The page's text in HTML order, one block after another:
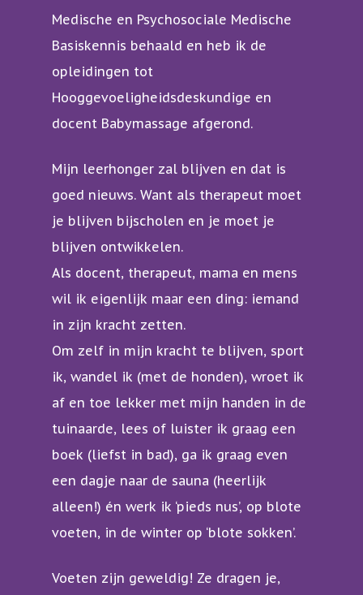
Medische en Psychosociale Medische
Basiskennis behaald en heb ik de
opleidingen tot
Hooggevoeligheidsdeskundige en
docent Babymassage afgerond.
Mijn leerhonger zal blijven en dat is
goed nieuws. Want als therapeut moet
je blijven bijscholen en je moet je
blijven ontwikkelen.
Als docent, therapeut, mama en mens
wil ik eigenlijk maar een ding: iemand
in zijn kracht zetten.
Om zelf in mijn kracht te blijven, sport
ik, wandel ik (met de honden), wroet ik
af en toe lekker met mijn handen in de
tuinaarde, lees of luister ik graag een
boek (liefst in bad), ga ik graag even
een dagje naar de sauna (heerlijk
alleen!) én werk ik ‘pieds nus’, op blote
voeten, in de winter op ‘blote sokken’.
Voeten zijn geweldig! Ze dragen je,
Over mij
Behandelingen
Tuina
Kruidengeneeskunde
Yang Sheng leefstijl
Moxa en cuppen
Vrouwen
Baby’s en kinderen
Contact en
In de media